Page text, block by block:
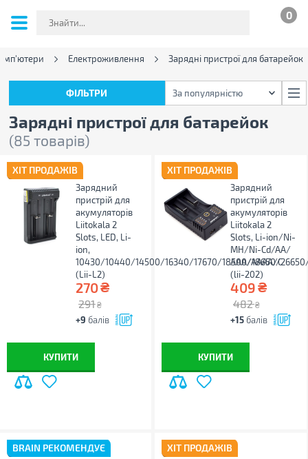
0
Електроживлення Зарядні пристрої для батарейок
Зарядні пристрої для батарейок
(85 товарів)
ФІЛЬТРИ За популярністю
ХІТ ПРОДАЖІВ
Зарядний
пристрій для
акумуляторів
Liitokala 2
Slots, LED, Li-
ion,
10430/10440/14500/16340/17670/18500/18650/
(Lii-L2)
270₴
291 ₴
+9 балів
КУПИТИ
ХІТ ПРОДАЖІВ
Зарядний
пристрій для
акумуляторів
Liitokala 2
Slots, Li-ion/Ni-
MH/Ni-Cd/AA/
ААA/AAAA/С
(lii-202)
409₴
482 ₴
+15 балів
КУПИТИ
BRAIN РЕКОМЕНДУЄ ХІТ ПРОДАЖІВ
ФІЛЬТРИ За популярністю